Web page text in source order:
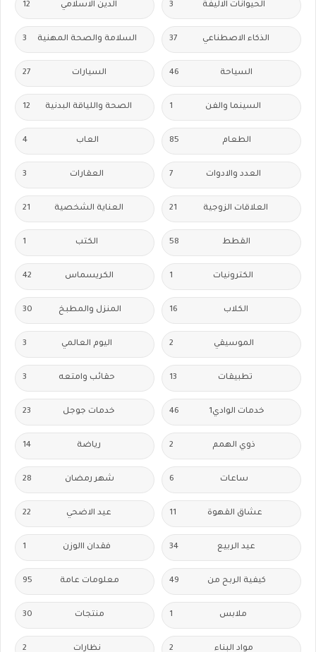
الحيوانات الاليفة الدين الاسلامي 12
الذكاء الاصطناعي 37 السلامة والصحة المهنية
السياحة 46 السيارات 27
السينما والفن الصحة واللياقة البدنية 12
الطعام 85 العاب 4
العدد والادوات العقارات
العلاقات الزوجية 21 العناية الشخصية 21
القطط 58 الكتب
الكترونيات الكريسماس 42
الكلاب 16 المنزل والمطبخ 30
الموسيقي اليوم العالمي
تطبيقات 13 حقائب وامتعه
خدمات الوادي1 46 خدمات جوجل 23
ذوي الهمم رياضة 14
ساعات 6 شهر رمضان 28
عشاق القهوة 11 عيد الاضحي 22
عيد الربيع 34 فقدان االوزن
كيفية الربح من 49 معلومات عامة 95
ملابس منتجات 30
مواد البناء نظارات